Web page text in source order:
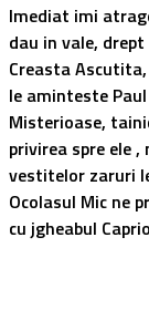
Imediat imi
dau in vale,
Creasta
le aminteste
Misterioase,
privirea spre ele
vestitelor zaruri
Ocolasul Mic ne
cu jgheabul